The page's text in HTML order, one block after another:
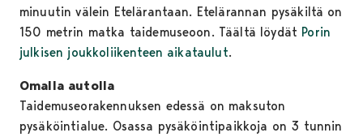
minuutin välein Etelärantaan. Etelärannan pysäkiltä on
150 metrin matka taidemuseoon. Täältä löydät Porin
julkisen joukkoliikenteen aikataulut.
Omalla autolla
Taidemuseorakennuksen edessä on maksuton
pysäköintialue. Osassa pysäköintipaikkoja on 3 tunnin